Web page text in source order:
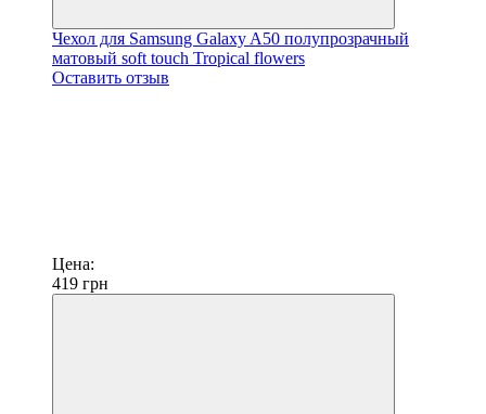
Чехол для Samsung Galaxy A50 полупрозрачный
матовый soft touch Tropical flowers
Оставить отзыв
Цена:
419 грн